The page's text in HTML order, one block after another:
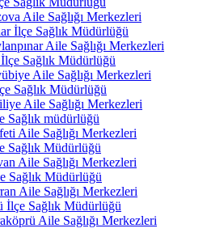
Aile Sağlığı Merkezleri
İlçe Sağlık Müdürlüğü
Aile Sağlığı Merkezleri
Sağlık Müdürlüğü
Aile Sağlığı Merkezleri
Sağlık Müdürlüğü
Aile Sağlığı Merkezleri
Sağlık müdürlüğü
Aile Sağlığı Merkezleri
Sağlık Müdürlüğü
Aile Sağlığı Merkezleri
Sağlık Müdürlüğü
Aile Sağlığı Merkezleri
İlçe Sağlık Müdürlüğü
Aile Sağlığı Merkezleri